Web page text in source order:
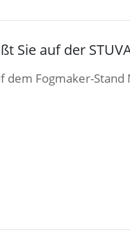
Sie auf der
dem Fogmaker-Stand